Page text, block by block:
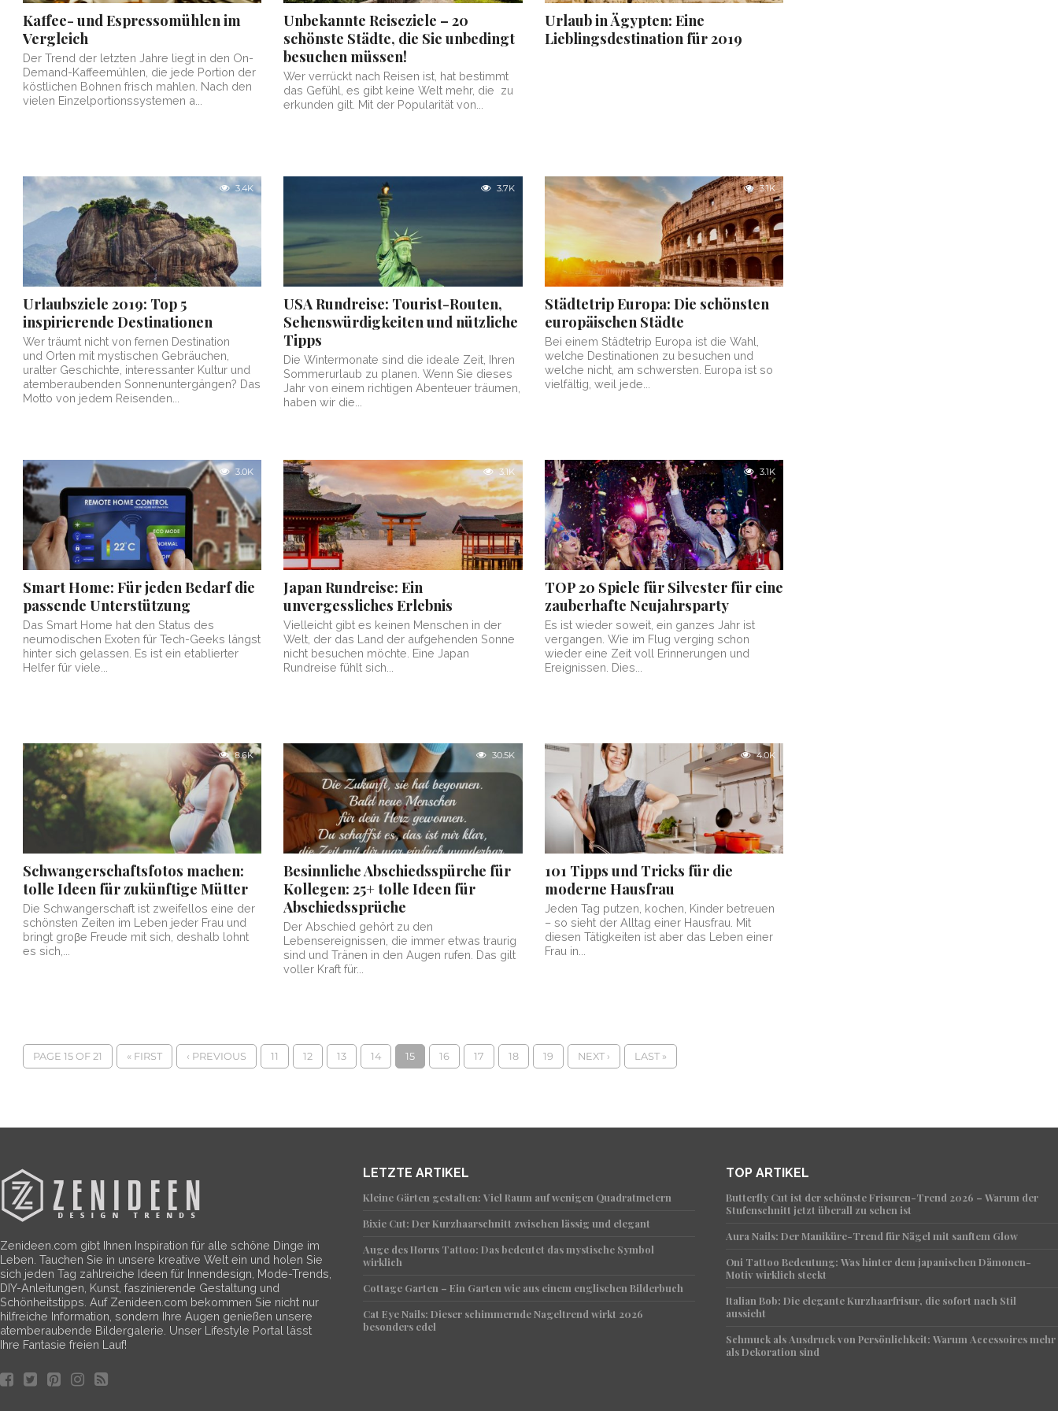
Kaffee- und Espressomühlen im
Vergleich
Der Trend der letzten Jahre liegt in den On-
Demand-Kaffeemühlen, die jede Portion der
köstlichen Bohnen frisch mahlen. Nach den
vielen Einzelportionssystemen a...
Unbekannte Reiseziele – 20
schönste Städte, die Sie unbedingt
besuchen müssen!
Wer verrückt nach Reisen ist, hat bestimmt
das Gefühl, es gibt keine Welt mehr, die zu
erkunden gilt. Mit der Popularität von...
Urlaub in Ägypten: Eine
Lieblingsdestination für 2019
3.4K
Urlaubsziele 2019: Top 5
inspirierende Destinationen
Wer träumt nicht von fernen Destination
und Orten mit mystischen Gebräuchen,
uralter Geschichte, interessanter Kultur und
atemberaubenden Sonnenuntergängen? Das
Motto von jedem Reisenden...
3.7K
USA Rundreise: Tourist-Routen,
Sehenswürdigkeiten und nützliche
Tipps
Die Wintermonate sind die ideale Zeit, Ihren
Sommerurlaub zu planen. Wenn Sie dieses
Jahr von einem richtigen Abenteuer träumen,
haben wir die...
3.1K
Städtetrip Europa: Die schönsten
europäischen Städte
Bei einem Städtetrip Europa ist die Wahl,
welche Destinationen zu besuchen und
welche nicht, am schwersten. Europa ist so
vielfältig, weil jede...
3.0K
Smart Home: Für jeden Bedarf die
passende Unterstützung
Das Smart Home hat den Status des
neumodischen Exoten für Tech-Geeks längst
hinter sich gelassen. Es ist ein etablierter
Helfer für viele...
3.1K
Japan Rundreise: Ein
unvergessliches Erlebnis
Vielleicht gibt es keinen Menschen in der
Welt, der das Land der aufgehenden Sonne
nicht besuchen möchte. Eine Japan
Rundreise fühlt sich...
3.1K
TOP 20 Spiele für Silvester für eine
zauberhafte Neujahrsparty
Es ist wieder soweit, ein ganzes Jahr ist
vergangen. Wie im Flug verging schon
wieder eine Zeit voll Erinnerungen und
Ereignissen. Dies...
8.6K
Schwangerschaftsfotos machen:
tolle Ideen für zukünftige Mütter
Die Schwangerschaft ist zweifellos eine der
schönsten Zeiten im Leben jeder Frau und
bringt groβe Freude mit sich, deshalb lohnt
es sich,...
30.5K
Besinnliche Abschiedsspürche für
Kollegen: 25+ tolle Ideen für
Abschiedssprüche
Der Abschied gehört zu den
Lebensereignissen, die immer etwas traurig
sind und Tränen in den Augen rufen. Das gilt
voller Kraft für...
4.0K
101 Tipps und Tricks für die
moderne Hausfrau
Jeden Tag putzen, kochen, Kinder betreuen
– so sieht der Alltag einer Hausfrau. Mit
diesen Tätigkeiten ist aber das Leben einer
Frau in...
PAGE 15 OF 21 « FIRST ‹ PREVIOUS 11 12 13 14 15 16 17 18 19 NEXT › LAST »
Zenideen.com gibt Ihnen Inspiration für alle schöne Dinge im
Leben. Tauchen Sie in unsere kreative Welt ein und holen Sie
sich jeden Tag zahlreiche Ideen für Innendesign, Mode-Trends,
DIY-Anleitungen, Kunst, faszinierende Gestaltung und
Schönheitstipps. Auf Zenideen.com bekommen Sie nicht nur
hilfreiche Information, sondern Ihre Augen genießen unsere
atemberaubende Bildergalerie. Unser Lifestyle Portal lässt
Ihre Fantasie freien Lauf!
LETZTE ARTIKEL
Kleine Gärten gestalten: Viel Raum auf wenigen Quadratmetern
Bixie Cut: Der Kurzhaarschnitt zwischen lässig und elegant
Auge des Horus Tattoo: Das bedeutet das mystische Symbol
wirklich
Cottage Garten – Ein Garten wie aus einem englischen Bilderbuch
Cat Eye Nails: Dieser schimmernde Nageltrend wirkt 2026
besonders edel
TOP ARTIKEL
Butterfly Cut ist der schönste Frisuren-Trend 2026 – Warum der
Stufenschnitt jetzt überall zu sehen ist
Aura Nails: Der Maniküre-Trend für Nägel mit sanftem Glow
Oni Tattoo Bedeutung: Was hinter dem japanischen Dämonen-
Motiv wirklich steckt
Italian Bob: Die elegante Kurzhaarfrisur, die sofort nach Stil
aussieht
Schmuck als Ausdruck von Persönlichkeit: Warum Accessoires mehr
als Dekoration sind